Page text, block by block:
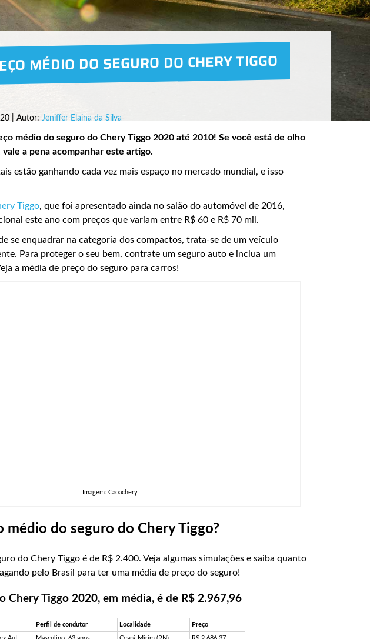
MÉDIO DO SEGURO DO CHERY TIGGO
| Autor: Jeniffer Elaina da Silva
médio do seguro do Chery Tiggo 2020 até 2010! Se você está de olho
a pena acompanhar este artigo.
estão ganhando cada vez mais espaço no mercado mundial, e isso
Tiggo, que foi apresentado ainda no salão do automóvel de 2016,
este ano com preços que variam entre R$ 60 e R$ 70 mil.
se enquadrar na categoria dos compactos, trata-se de um veículo
Para proteger o seu bem, contrate um seguro auto e inclua um
a média de preço do seguro para carros!
Imagem: Caoachery
médio do seguro do Chery Tiggo?
do Chery Tiggo é de R$ 2.400. Veja algumas simulações e saiba quanto
pelo Brasil para ter uma média de preço do seguro!
Chery Tiggo 2020, em média, é de R$ 2.967,96
Perfil de condutor Localidade Preço